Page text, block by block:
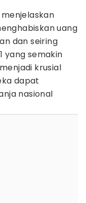
uang
dan seiring
yang semakin
krusial
dapat
nasional